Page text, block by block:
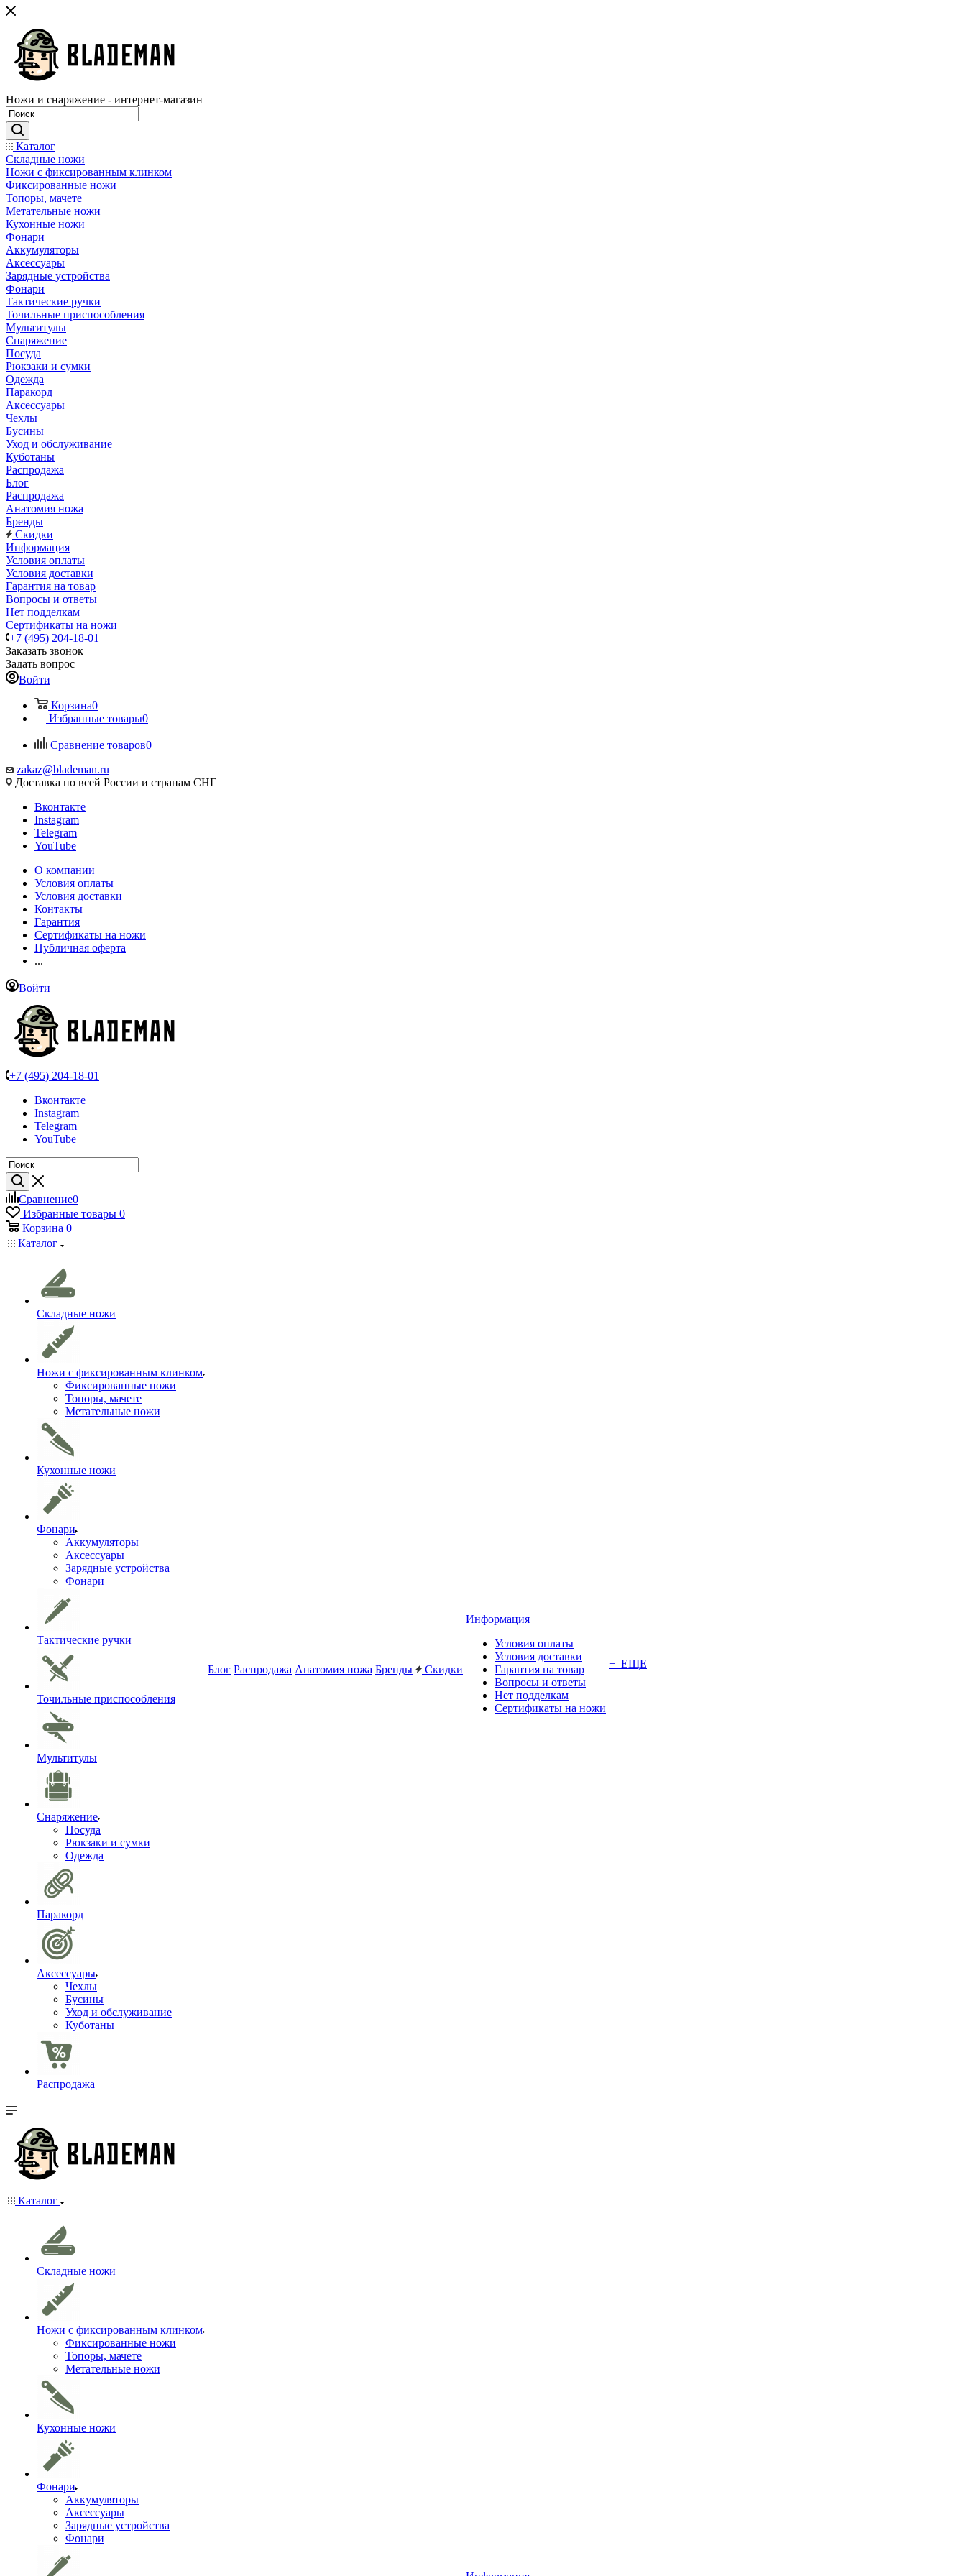
Ножи и снаряжение - интернет-магазин
Каталог
Складные ножи
Ножи с фиксированным клинком
Фиксированные ножи
Топоры, мачете
Метательные ножи
Кухонные ножи
Фонари
Аккумуляторы
Аксессуары
Зарядные устройства
Фонари
Тактические ручки
Точильные приспособления
Мультитулы
Снаряжение
Посуда
Рюкзаки и сумки
Одежда
Паракорд
Аксессуары
Чехлы
Бусины
Уход и обслуживание
Куботаны
Распродажа
Блог
Распродажа
Анатомия ножа
Бренды
Скидки
Информация
Условия оплаты
Условия доставки
Гарантия на товар
Вопросы и ответы
Нет подделкам
Сертификаты на ножи
+7 (495) 204-18-01
Заказать звонок
Задать вопрос
Войти
Корзина0
Избранные товары0
Сравнение товаров0
zakaz@blademan.ru
Доставка по всей России и странам СНГ
Вконтакте
Instagram
Telegram
YouTube
О компании
Условия оплаты
Условия доставки
Контакты
Гарантия
Сертификаты на ножи
Публичная оферта
...
Войти
+7 (495) 204-18-01
Вконтакте
Instagram
Telegram
YouTube
Сравнение0
Избранные товары 0
Корзина 0
Каталог
Складные ножи
Ножи с фиксированным клинком
Фиксированные ножи
Топоры, мачете
Метательные ножи
Кухонные ножи
Фонари
Аккумуляторы
Аксессуары
Зарядные устройства
Фонари
Тактические ручки
Точильные приспособления
Мультитулы
Снаряжение
Посуда
Рюкзаки и сумки
Одежда
Паракорд
Аксессуары
Чехлы
Бусины
Уход и обслуживание
Куботаны
Распродажа
Блог Распродажа Анатомия ножа Бренды Скидки
Информация
Условия оплаты
Условия доставки
Гарантия на товар
Вопросы и ответы
Нет подделкам
Сертификаты на ножи
+ ЕЩЕ
Каталог
Складные ножи
Ножи с фиксированным клинком
Фиксированные ножи
Топоры, мачете
Метательные ножи
Кухонные ножи
Фонари
Аккумуляторы
Аксессуары
Зарядные устройства
Фонари